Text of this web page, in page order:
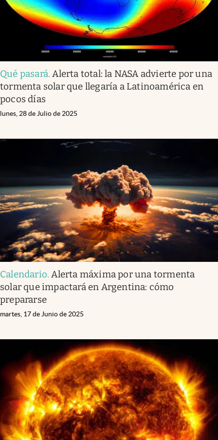
Qué pasará.Alerta total: la NASA advierte por una
tormenta solar que llegaría a Latinoamérica en
pocos días
lunes, 28 de Julio de 2025
Calendario.Alerta máxima por una tormenta
solar que impactará en Argentina: cómo
prepararse
martes, 17 de Junio de 2025